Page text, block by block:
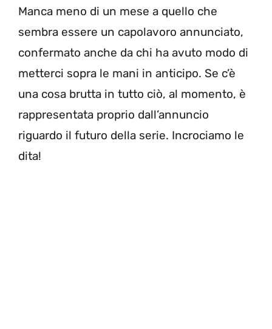
Manca meno di un mese a quello che
sembra essere un capolavoro annunciato,
confermato anche da chi ha avuto modo di
metterci sopra le mani in anticipo. Se c’è
una cosa brutta in tutto ciò, al momento, è
rappresentata proprio dall’annuncio
riguardo il futuro della serie. Incrociamo le
dita!